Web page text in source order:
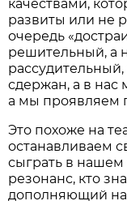
качествами,
развиты или не
очередь
решительный, а
сдержан, а в нас
а мы проявляем
Это похоже на
останавливаем
сыграть в нашем
резонанс, кто
дополняющий